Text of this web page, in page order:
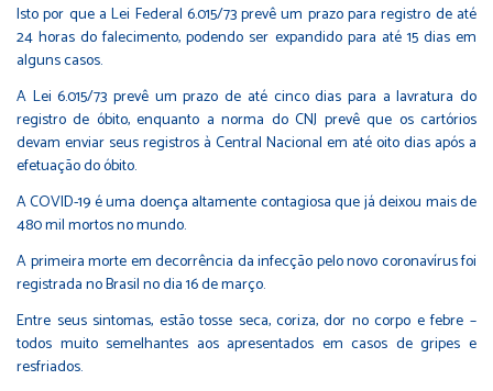
Isto por que a Lei Federal 6.015/73 prevê um prazo para registro de até
24 horas do falecimento, podendo ser expandido para até 15 dias em
alguns casos.
A Lei 6.015/73 prevê um prazo de até cinco dias para a lavratura do
registro de óbito, enquanto a norma do CNJ prevê que os cartórios
devam enviar seus registros à Central Nacional em até oito dias após a
efetuação do óbito.
A COVID-19 é uma doença altamente contagiosa que já deixou mais de
480 mil mortos no mundo.
A primeira morte em decorrência da infecção pelo novo coronavírus foi
registrada no Brasil no dia 16 de março.
Entre seus sintomas, estão tosse seca, coriza, dor no corpo e febre –
todos muito semelhantes aos apresentados em casos de gripes e
resfriados.